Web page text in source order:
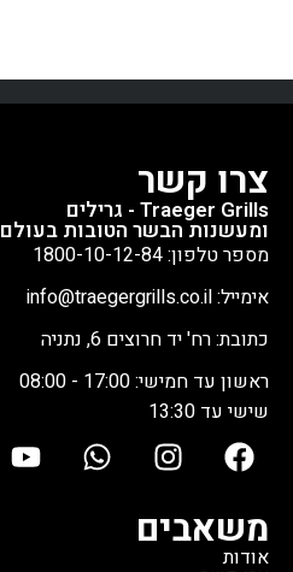
צרו קשר
Traeger Grills - גרילים
ומעשנות הבשר הטובות בעולם
מספר טלפון: 1800-10-12-84
אימייל: info@traegergrills.co.il
כתובת: רח' יד חרוצים 6, נתניה
ראשון עד חמישי: 17:00 - 08:00
שישי עד 13:30
משאבים
אודות